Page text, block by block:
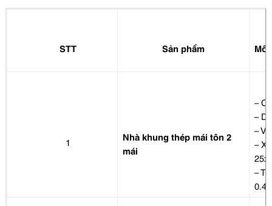
STT Sản phẩm Mô
1
Nhà khung thép mái tôn 2
mái
–
–
–
–
–